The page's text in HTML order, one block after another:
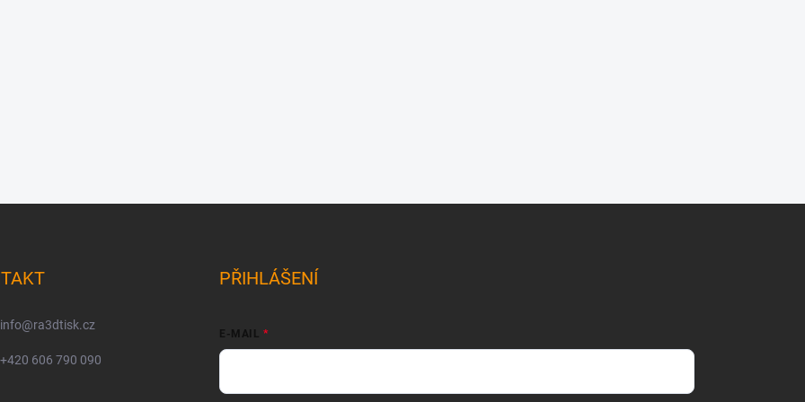
info@ra3dtisk.cz
+420 606 790 090
PŘIHLÁŠENÍ
E-MAIL